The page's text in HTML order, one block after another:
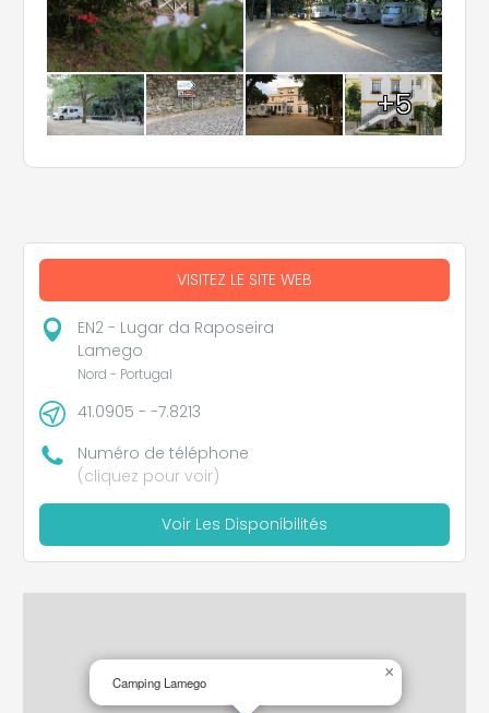
+5
VISITEZ LE SITE WEB
EN2 - Lugar da Raposeira
Lamego
Nord - Portugal
41.0905 - -7.8213
Numéro de téléphone
(cliquez pour voir)
Voir Les Disponibilités
Camping Lamego
×